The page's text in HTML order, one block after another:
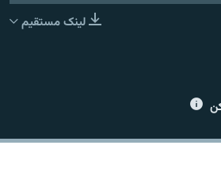
لینک مستقیم